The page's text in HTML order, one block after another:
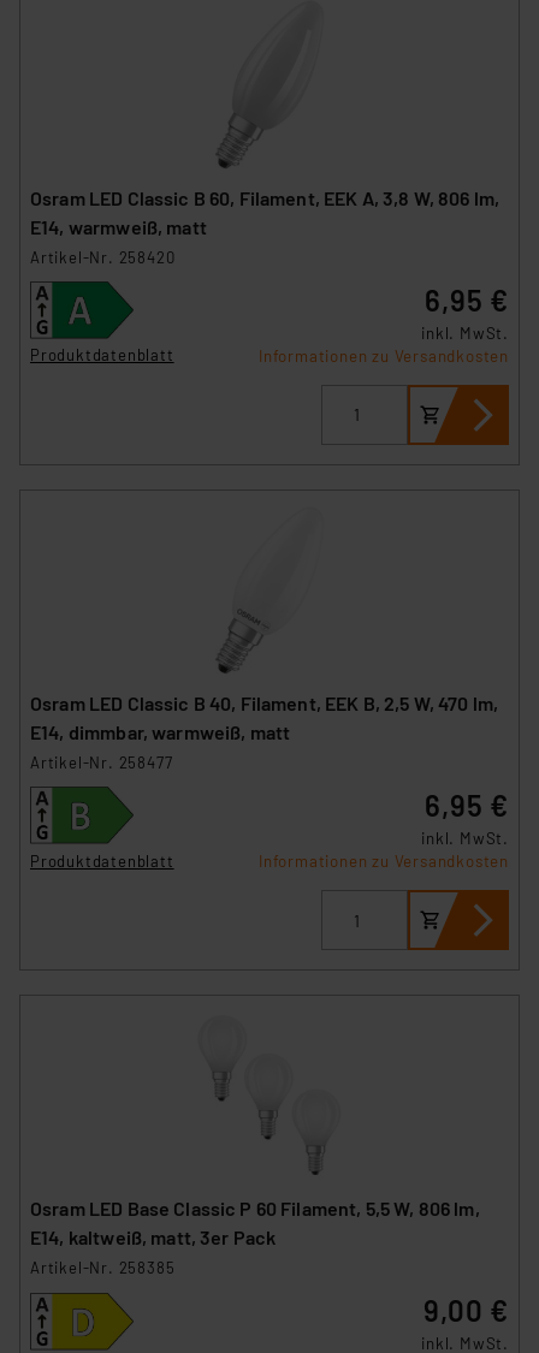
Osram LED Classic B 60, Filament, EEK A, 3,8 W, 806 lm,
E14, warmweiß, matt
Artikel-Nr. 258420
Produktdatenblatt
6,95 €
inkl. MwSt.
Informationen zu Versandkosten
Osram LED Classic B 40, Filament, EEK B, 2,5 W, 470 lm,
E14, dimmbar, warmweiß, matt
Artikel-Nr. 258477
Produktdatenblatt
6,95 €
inkl. MwSt.
Informationen zu Versandkosten
Osram LED Base Classic P 60 Filament, 5,5 W, 806 lm,
E14, kaltweiß, matt, 3er Pack
Artikel-Nr. 258385
9,00 €
inkl. MwSt.